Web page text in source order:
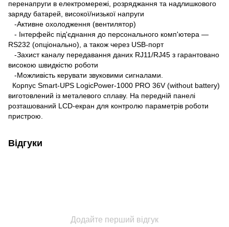
перенапруги в електромережі, розряджання та надлишкового
заряду батарей, високої/низької напруги
-Активне охолодження (вентилятор)
- Інтерфейс під'єднання до персонального комп'ютера —
RS232 (опціонально), а також через USB-порт
-Захист каналу передавання даних RJ11/RJ45 з гарантовано
високою швидкістю роботи
-Можливість керувати звуковими сигналами.
Корпус Smart-UPS LogicPower-1000 PRO 36V (without battery)
виготовлений із металевого сплаву. На передній панелі
розташований LCD-екран для контролю параметрів роботи
пристрою.
Відгуки
Додайте перший відгук